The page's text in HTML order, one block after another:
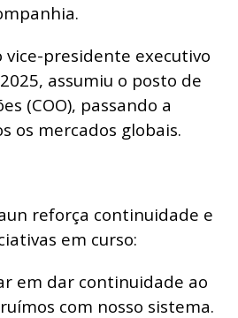
vice-presidente executivo
assumiu o posto de
(COO), passando a
os mercados globais.
reforça continuidade e
em curso:
em dar continuidade ao
com nosso sistema.